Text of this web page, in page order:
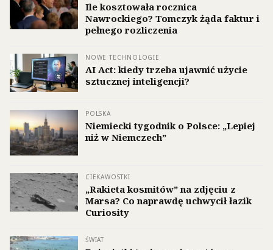
Ile kosztowała rocznica
Nawrockiego? Tomczyk żąda faktur i
pełnego rozliczenia
NOWE TECHNOLOGIE
AI Act: kiedy trzeba ujawnić użycie
sztucznej inteligencji?
POLSKA
Niemiecki tygodnik o Polsce: „Lepiej
niż w Niemczech”
CIEKAWOSTKI
„Rakieta kosmitów” na zdjęciu z
Marsa? Co naprawdę uchwycił łazik
Curiosity
ŚWIAT